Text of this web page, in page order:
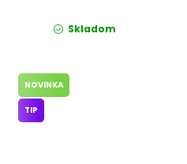
Skladom
NOVINKA
TIP